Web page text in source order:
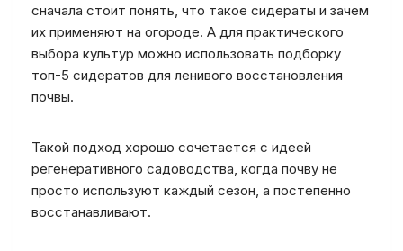
сначала стоит понять, что такое сидераты и зачем
их применяют на огороде. А для практического
выбора культур можно использовать подборку
топ-5 сидератов для ленивого восстановления
почвы.
Такой подход хорошо сочетается с идеей
регенеративного садоводства, когда почву не
просто используют каждый сезон, а постепенно
восстанавливают.